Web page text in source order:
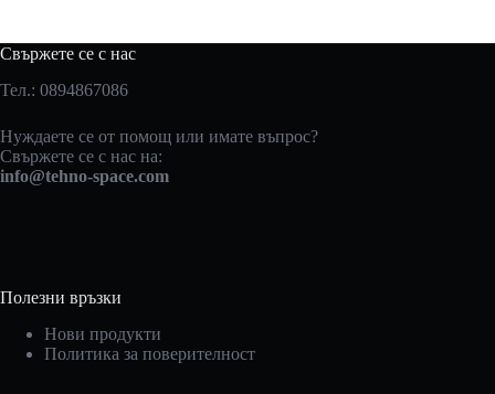
Свържете се с нас
Тел.: 0894867086
Нуждаете се от помощ или имате въпрос?
Свържете се с нас на:
info@tehno-space.com
Полезни връзки
Нови продукти
Политика за поверителност